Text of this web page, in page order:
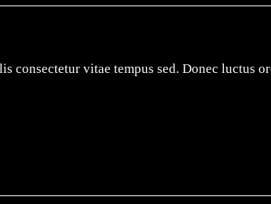
consectetur vitae tempus sed. Donec luctus